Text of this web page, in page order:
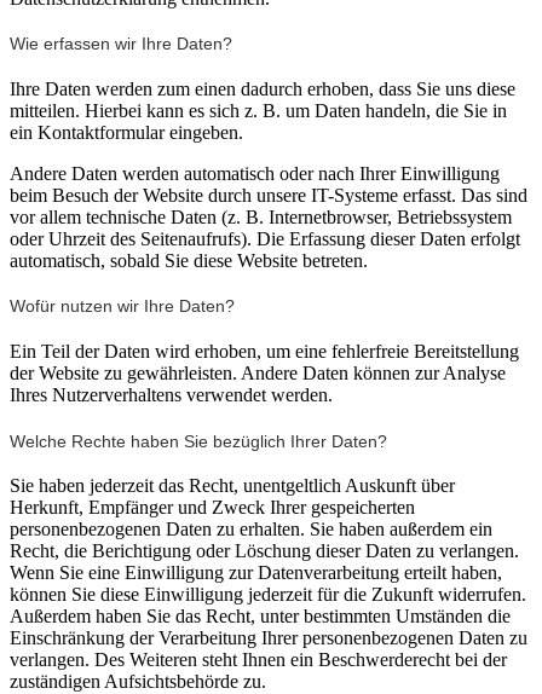
Wie erfassen wir Ihre Daten?
Ihre Daten werden zum einen dadurch erhoben, dass Sie uns diese
mitteilen. Hierbei kann es sich z. B. um Daten handeln, die Sie in
ein Kontaktformular eingeben.
Andere Daten werden automatisch oder nach Ihrer Einwilligung
beim Besuch der Website durch unsere IT-Systeme erfasst. Das sind
vor allem technische Daten (z. B. Internetbrowser, Betriebssystem
oder Uhrzeit des Seitenaufrufs). Die Erfassung dieser Daten erfolgt
automatisch, sobald Sie diese Website betreten.
Wofür nutzen wir Ihre Daten?
Ein Teil der Daten wird erhoben, um eine fehlerfreie Bereitstellung
der Website zu gewährleisten. Andere Daten können zur Analyse
Ihres Nutzerverhaltens verwendet werden.
Welche Rechte haben Sie bezüglich Ihrer Daten?
Sie haben jederzeit das Recht, unentgeltlich Auskunft über
Herkunft, Empfänger und Zweck Ihrer gespeicherten
personenbezogenen Daten zu erhalten. Sie haben außerdem ein
Recht, die Berichtigung oder Löschung dieser Daten zu verlangen.
Wenn Sie eine Einwilligung zur Datenverarbeitung erteilt haben,
können Sie diese Einwilligung jederzeit für die Zukunft widerrufen.
Außerdem haben Sie das Recht, unter bestimmten Umständen die
Einschränkung der Verarbeitung Ihrer personenbezogenen Daten zu
verlangen. Des Weiteren steht Ihnen ein Beschwerderecht bei der
zuständigen Aufsichtsbehörde zu.